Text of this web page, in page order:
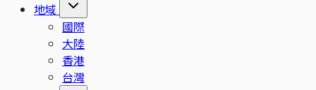
地域
國際
大陸
香港
台灣